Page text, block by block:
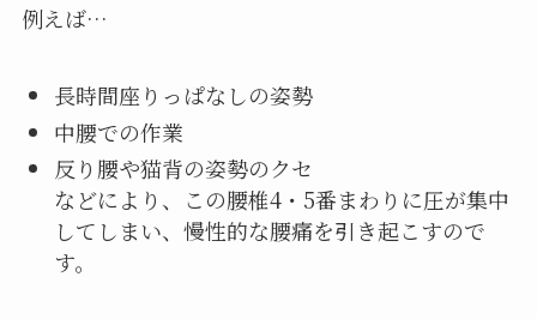
例えば…
長時間座りっぱなしの姿勢
中腰での作業
反り腰や猫背の姿勢のクセ
などにより、この腰椎4・5番まわりに圧が集中
してしまい、慢性的な腰痛を引き起こすので
す。